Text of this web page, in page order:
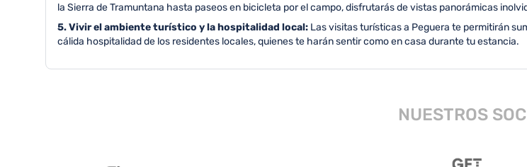
la Sierra de Tramuntana hasta paseos en bicicleta por el campo, disfrutarás de vistas panorámicas
5. Vivir el ambiente turístico y la hospitalidad local: Las visitas turísticas a Peguera te permitirán
cálida hospitalidad de los residentes locales, quienes te harán sentir como en casa durante tu estancia.
NUESTROS